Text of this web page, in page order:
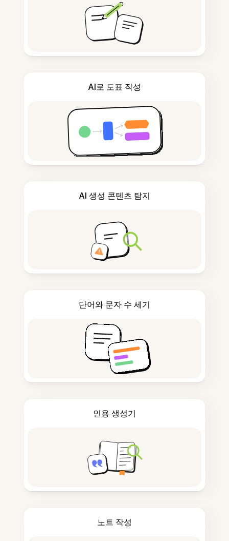
AI로 도표 작성
AI 생성 콘텐츠 탐지
단어와 문자 수 세기
인용 생성기
노트 작성